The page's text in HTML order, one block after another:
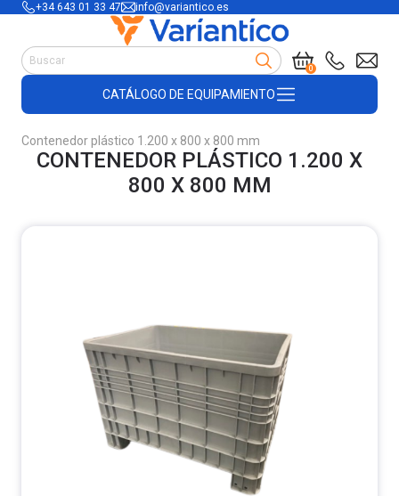
+34 643 01 33 47 info@variantico.es
0
CATÁLOGO DE EQUIPAMIENTO
Accesorios para carretillas
Útiles de almacén
Productos de plástico y madera
Encofrado
Contenedor plástico 1.200 x 800 x 800 mm
CONTENEDOR PLÁSTICO 1.200 X
800 X 800 MM